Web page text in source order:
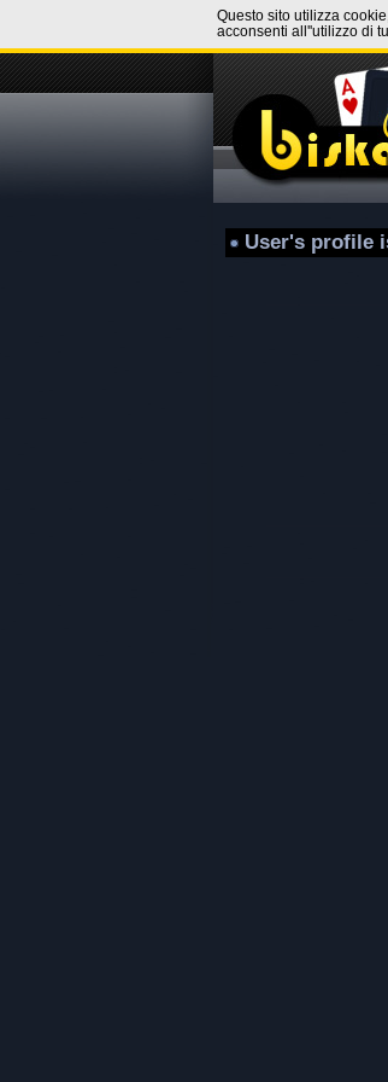
Questo sito utilizza
acconsenti all''utilizzo di
User's profile